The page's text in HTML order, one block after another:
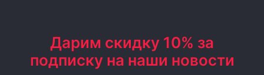
Дарим скидку 10% за
подписку на наши новости